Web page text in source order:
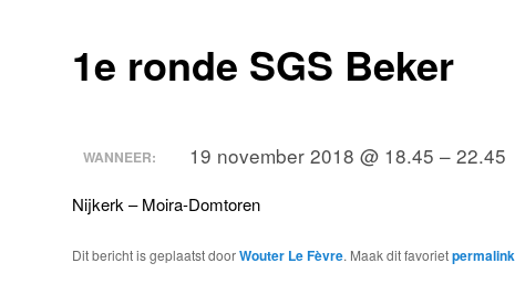
1e ronde SGS Beker
WANNEER: 19 november 2018 @ 18.45 – 22.45
Nijkerk – Moira-Domtoren
Dit bericht is geplaatst doorWouter Le Fèvre. Maak dit favorietpermalink